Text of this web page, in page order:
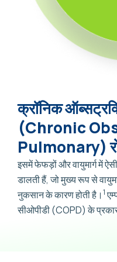
क्रॉनिक
(Chronic
Pulmonary)
इसमें फेफड़ों और वायुमार्ग में
डालती हैं, जो मुख्य रूप से
नुकसान के कारण होती है। 1
सीओपीडी (COPD) के